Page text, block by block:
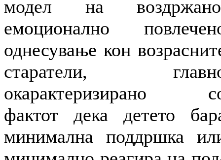
модел на
емоционално
однесување кон
старатели,
окарактеризирано
фактот дека детето
минимална поддршка